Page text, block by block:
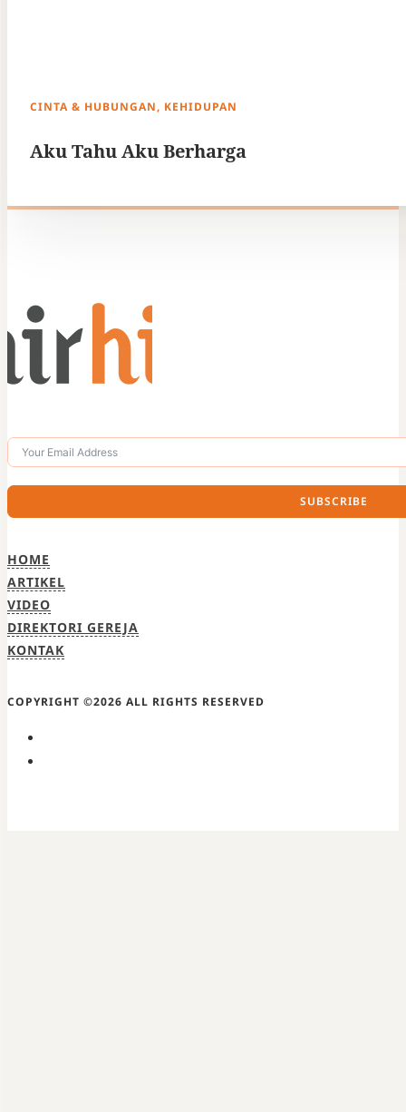
CINTA & HUBUNGAN, KEHIDUPAN
Aku Tahu Aku Berharga
SUBSCRIBE
HOME
ARTIKEL
VIDEO
DIREKTORI GEREJA
KONTAK
COPYRIGHT ©2026 ALL RIGHTS RESERVED